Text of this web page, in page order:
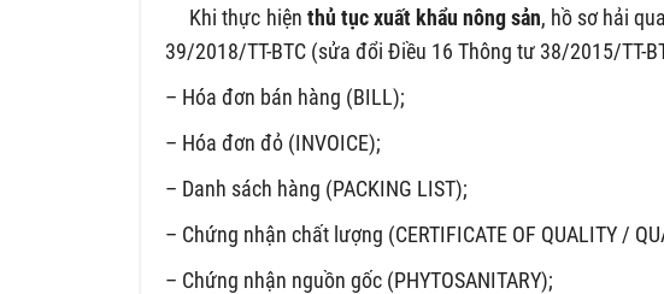
Khi thực hiện thủ tục xuất khẩu nông sản, hồ sơ hải
39/2018/TT-BTC (sửa đổi Điều 16 Thông tư 38/2015/TT-
– Hóa đơn bán hàng (BILL);
– Hóa đơn đỏ (INVOICE);
– Danh sách hàng (PACKING LIST);
– Chứng nhận chất lượng (CERTIFICATE OF QUALITY /
– Chứng nhận nguồn gốc (PHYTOSANITARY);